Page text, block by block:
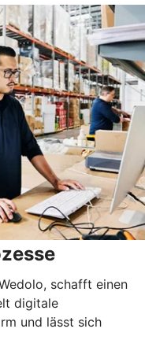
schafft einen
digitale
und lässt sich